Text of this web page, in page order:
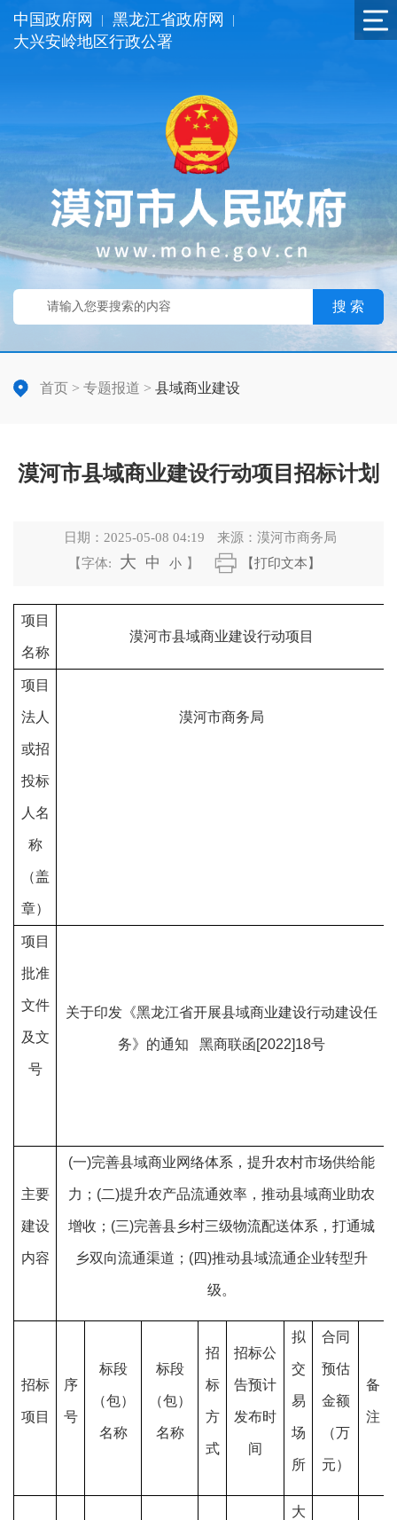
中国政府网 黑龙江省政府网
大兴安岭地区行政公署
搜 索
首页 > 专题报道 > 县域商业建设
漠河市县域商业建设行动项目招标计划
日期： 2025-05-08 04:19 来源： 漠河市商务局
【字体:
大 中 小 】 【打印文本】
项目
名称
漠河市县域商业建设行动项目
项目
法人
或招
投标
人名
称
（盖
章）
漠河市商务局
项目
批准
文件
及文
号
关于印发《黑龙江省开展县域商业建设行动建设任
务》的通知 黑商联函[2022]18号
主要
建设
内容
(一)完善县域商业网络体系，提升农村市场供给能
力；(二)提升农产品流通效率，推动县域商业助农
增收；(三)完善县乡村三级物流配送体系，打通城
乡双向流通渠道；(四)推动县域流通企业转型升
级。
招标
项目
序
号
标段
（包）
名称
标段
（包）
名称
招
标
方
式
招标公
告预计
发布时
间
拟
交
易
场
所
合同
预估
金额
（万
元）
备
注
大